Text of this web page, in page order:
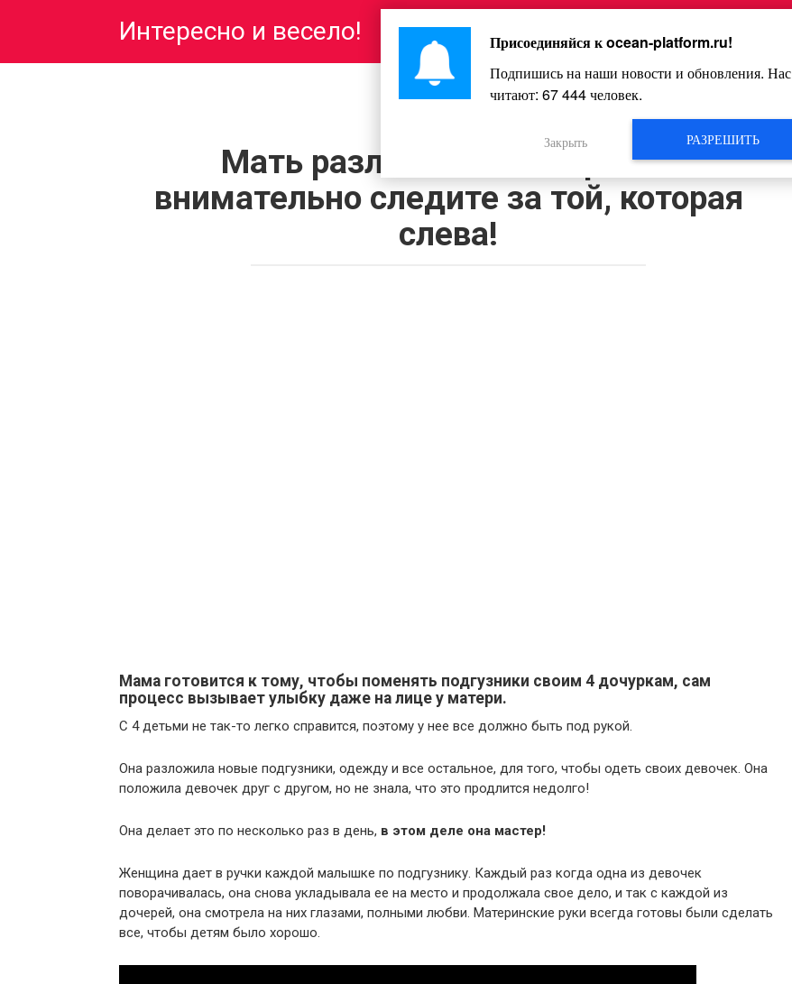
Интересно и весело! Главная
Мать разложила четверню –
внимательно следите за той, которая
слева!
Мама готовится к тому, чтобы поменять подгузники своим 4 дочуркам, сам
процесс вызывает улыбку даже на лице у матери.
С 4 детьми не так-то легко справится, поэтому у нее все должно быть под рукой.
Она разложила новые подгузники, одежду и все остальное, для того, чтобы одеть своих девочек. Она
положила девочек друг с другом, но не знала, что это продлится недолго!
Она делает это по несколько раз в день, в этом деле она мастер!
Женщина дает в ручки каждой малышке по подгузнику. Каждый раз когда одна из девочек
поворачивалась, она снова укладывала ее на место и продолжала свое дело, и так с каждой из
дочерей, она смотрела на них глазами, полными любви. Материнские руки всегда готовы были сделать
все, чтобы детям было хорошо.
Присоединяйся кocean-platform.ru!
Подпишись на наши новости и обновления. Нас
читают: 67 444человек.
РАЗРЕШИТЬ
Закрыть